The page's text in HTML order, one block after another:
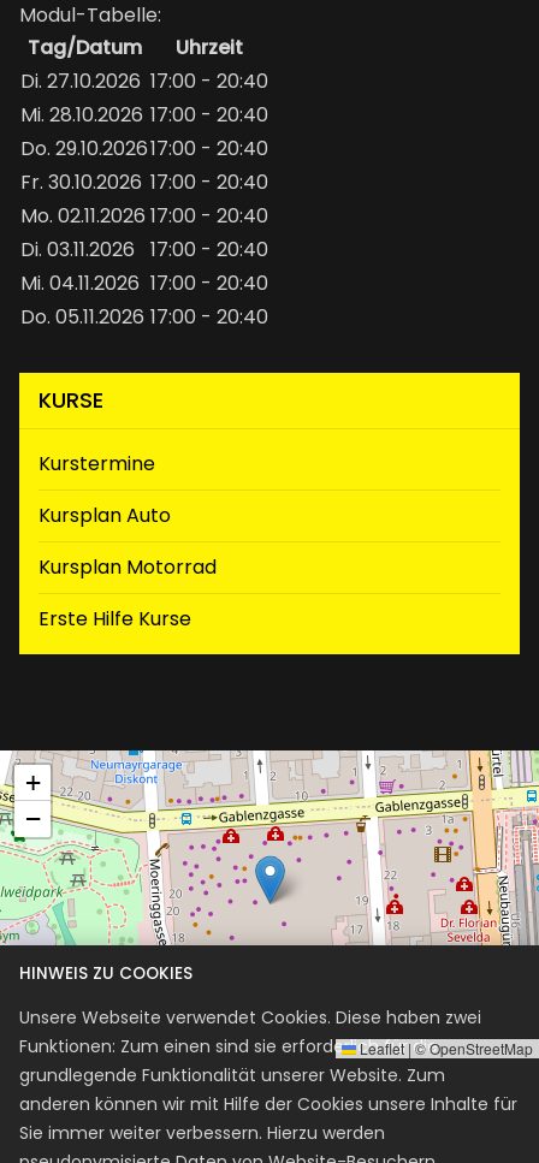
Modul-Tabelle:
Tag/Datum
Uhrzeit
Di. 27.10.2026 17:00 - 20:40
Mi. 28.10.2026 17:00 - 20:40
Do. 29.10.202617:00 - 20:40
Fr. 30.10.2026 17:00 - 20:40
Mo. 02.11.2026 17:00 - 20:40
Di. 03.11.2026
17:00 - 20:40
Mi. 04.11.2026 17:00 - 20:40
Do. 05.11.2026 17:00 - 20:40
KURSE
Kurstermine(aktiv)
Kursplan Auto
Kursplan Motorrad
Erste Hilfe Kurse
+
−
Leaflet |©OpenStreetMap
Fahrschule RAINER Lugner City
+4318901934
HINWEIS ZU COOKIES
Unsere Webseite verwendet Cookies. Diese haben zwei
Funktionen: Zum einen sind sie erforderlich für die
grundlegende Funktionalität unserer Website. Zum
anderen können wir mit Hilfe der Cookies unsere Inhalte für
Sie immer weiter verbessern. Hierzu werden